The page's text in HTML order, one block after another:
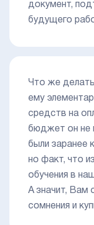
документ,
будущего
Что же
ему
средств на
бюджет он не
были заранее
но факт, что
обучения в
А значит, Вам
сомнения и